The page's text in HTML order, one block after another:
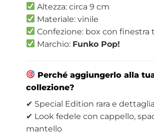
Altezza: circa 9 cm
Materiale: vinile
Confezione: box con finestra
Marchio: Funko Pop!
Perché aggiungerlo alla
collezione?
✔ Special Edition rara e
✔ Look fedele con cappello,
mantello